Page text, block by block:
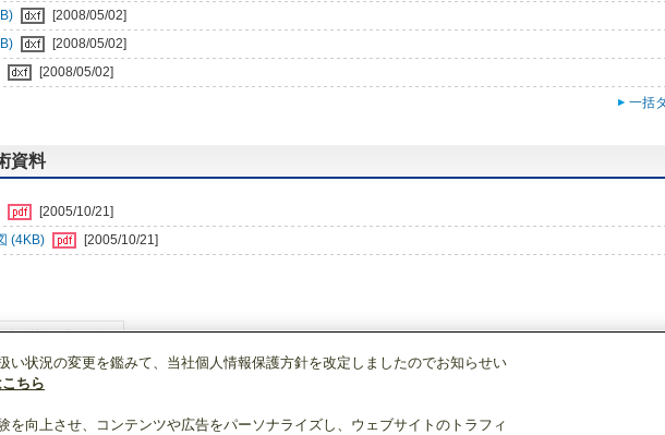
[2008/05/02]
[2008/05/02]
[2008/05/02]
一括
資料
[2005/10/21]
(4KB)
[2005/10/21]
製品情報
い状況の変更を鑑みて、当社個人情報保護方針を改定しましたのでお知らせい
ちら
を向上させ、コンテンツや広告をパーソナライズし、ウェブサイトのトラフィ